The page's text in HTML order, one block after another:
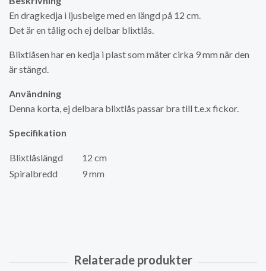
En dragkedja i ljusbeige med en längd på 12 cm.
Det är en tålig och ej delbar blixtlås.
Blixtlåsen har en kedja i plast som mäter cirka 9 mm när den
är stängd.
Användning
Denna korta, ej delbara blixtlås passar bra till t.e.x fickor.
Specifikation
Blixtlåslängd
12 cm
Spiralbredd
9 mm